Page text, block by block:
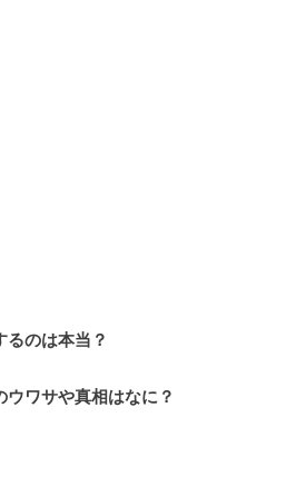
るのは本当？
ウワサや真相はなに？